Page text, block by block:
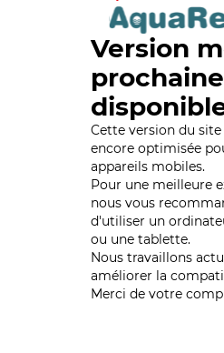
Version
Cette version du site
encore optimisée
appareils mobiles.
Pour une meilleure
nous vous
d'utiliser un
ou une tablette.
Nous travaillons
améliorer la
Merci de votre